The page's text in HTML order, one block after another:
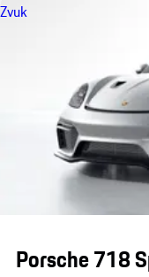
Zvuk
Porsche 718